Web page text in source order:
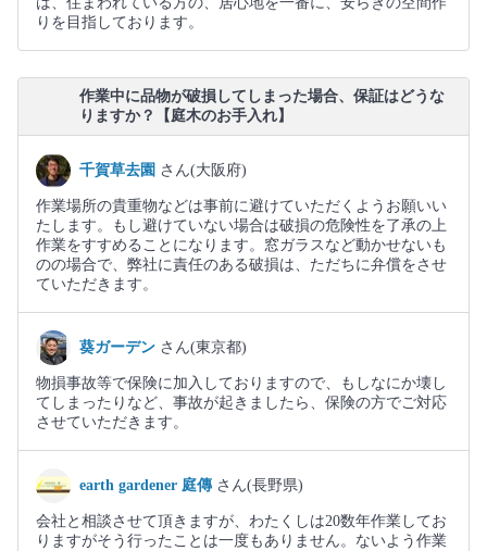
りを目指しております。
作業中に品物が破損してしまった場合、保証はどうな
りますか？【庭木のお手入れ】
千賀草去園 さん(大阪府)
作業場所の貴重物などは事前に避けていただくようお願いい
たします。もし避けていない場合は破損の危険性を了承の上
作業をすすめることになります。窓ガラスなど動かせないも
のの場合で、弊社に責任のある破損は、ただちに弁償をさせ
ていただきます。
葵ガーデン さん(東京都)
物損事故等で保険に加入しておりますので、もしなにか壊し
てしまったりなど、事故が起きましたら、保険の方でご対応
させていただきます。
earth gardener 庭傳 さん(長野県)
会社と相談させて頂きますが、わたくしは20数年作業してお
りますがそう行ったことは一度もありません。ないよう作業